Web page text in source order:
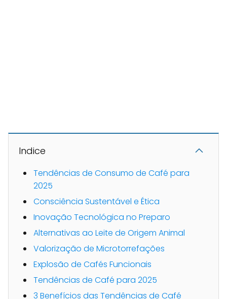
Indice
Tendências de Consumo de Café para
2025
Consciência Sustentável e Ética
Inovação Tecnológica no Preparo
Alternativas ao Leite de Origem Animal
Valorização de Microtorrefações
Explosão de Cafés Funcionais
Tendências de Café para 2025
3 Benefícios das Tendências de Café